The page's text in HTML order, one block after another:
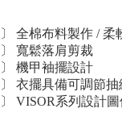
〕 全棉布料製作 /
〕 寬鬆落肩剪裁
〕 機甲袖擺設計
〕 衣擺具備可調節
〕 VISOR系列設計圖